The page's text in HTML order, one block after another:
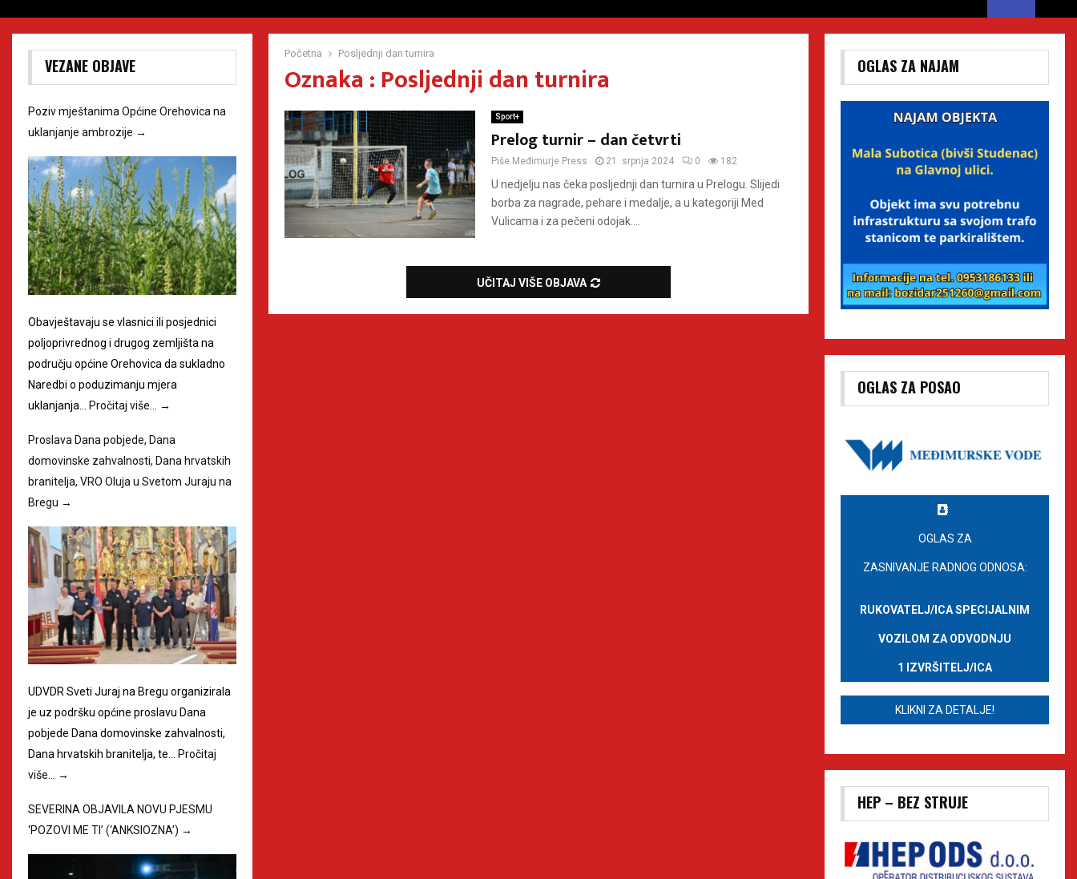
Početna Posljednji dan turnira
Oznaka : Posljednji dan turnira
Sport+
Prelog turnir – dan četvrti
Piše Međimurje Press 21. srpnja 2024 0 182
U nedjelju nas čeka posljednji dan turnira u Prelogu. Slijedi
borba za nagrade, pehare i medalje, a u kategoriji Med
Vulicama i za pečeni odojak....
UČITAJ VIŠE OBJAVA
VEZANE OBJAVE
Poziv mještanima Općine Orehovica na
uklanjanje ambrozije →
Obavještavaju se vlasnici ili posjednici
poljoprivrednog i drugog zemljišta na
području općine Orehovica da sukladno
Naredbi o poduzimanju mjera
uklanjanja…
Pročitaj više… →
Proslava Dana pobjede, Dana
domovinske zahvalnosti, Dana hrvatskih
branitelja, VRO Oluja u Svetom Juraju na
Bregu →
UDVDR Sveti Juraj na Bregu organizirala
je uz podršku općine proslavu Dana
pobjede Dana domovinske zahvalnosti,
Dana hrvatskih branitelja, te… Pročitaj
više… →
SEVERINA OBJAVILA NOVU PJESMU
‘POZOVI ME TI’ (‘ANKSIOZNA’) →
OGLAS ZA NAJAM
OGLAS ZA POSAO
OGLAS ZA
ZASNIVANJE RADNOG ODNOSA:
RUKOVATELJ/ICA SPECIJALNIM
VOZILOM ZA ODVODNJU
1 IZVRŠITELJ/ICA
KLIKNI ZA DETALJE!
HEP – BEZ STRUJE